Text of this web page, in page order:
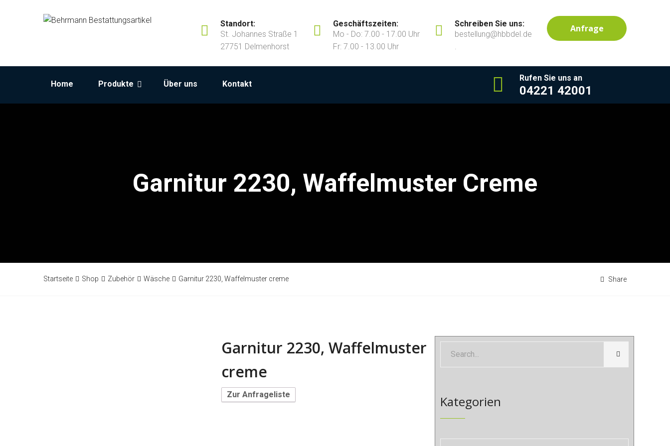
Standort:
St. Johannes Straße 1
27751 Delmenhorst
Geschäftszeiten:
Mo - Do: 7.00 - 17.00 Uhr
Fr: 7.00 - 13.00 Uhr
Schreiben Sie uns:
bestellung@hbbdel.de
.
Anfrage
Home Produkte Über uns Kontakt
Rufen Sie uns an
04221 42001
Garnitur 2230, Waffelmuster Creme
Startseite Shop Zubehör Wäsche Garnitur 2230, Waffelmuster creme Share
Garnitur 2230, Waffelmuster
creme
Zur Anfrageliste Kategorien